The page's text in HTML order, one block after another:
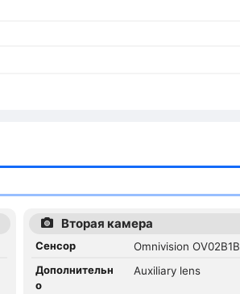
Вторая камера
Сенсор
Omnivision OV02B1B
Дополнительн
о
Auxiliary lens